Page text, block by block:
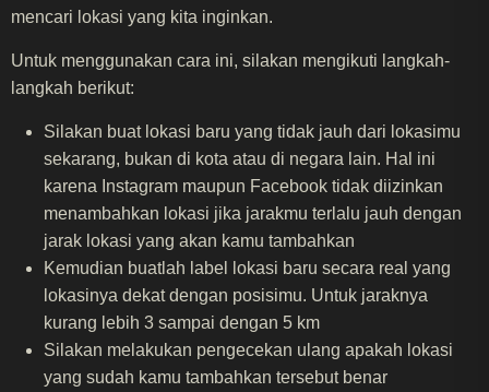
mencari lokasi yang kita inginkan.
Untuk menggunakan cara ini, silakan mengikuti langkah-
langkah berikut:
Silakan buat lokasi baru yang tidak jauh dari lokasimu
sekarang, bukan di kota atau di negara lain. Hal ini
karena Instagram maupun Facebook tidak diizinkan
menambahkan lokasi jika jarakmu terlalu jauh dengan
jarak lokasi yang akan kamu tambahkan
Kemudian buatlah label lokasi baru secara real yang
lokasinya dekat dengan posisimu. Untuk jaraknya
kurang lebih 3 sampai dengan 5 km
Silakan melakukan pengecekan ulang apakah lokasi
yang sudah kamu tambahkan tersebut benar